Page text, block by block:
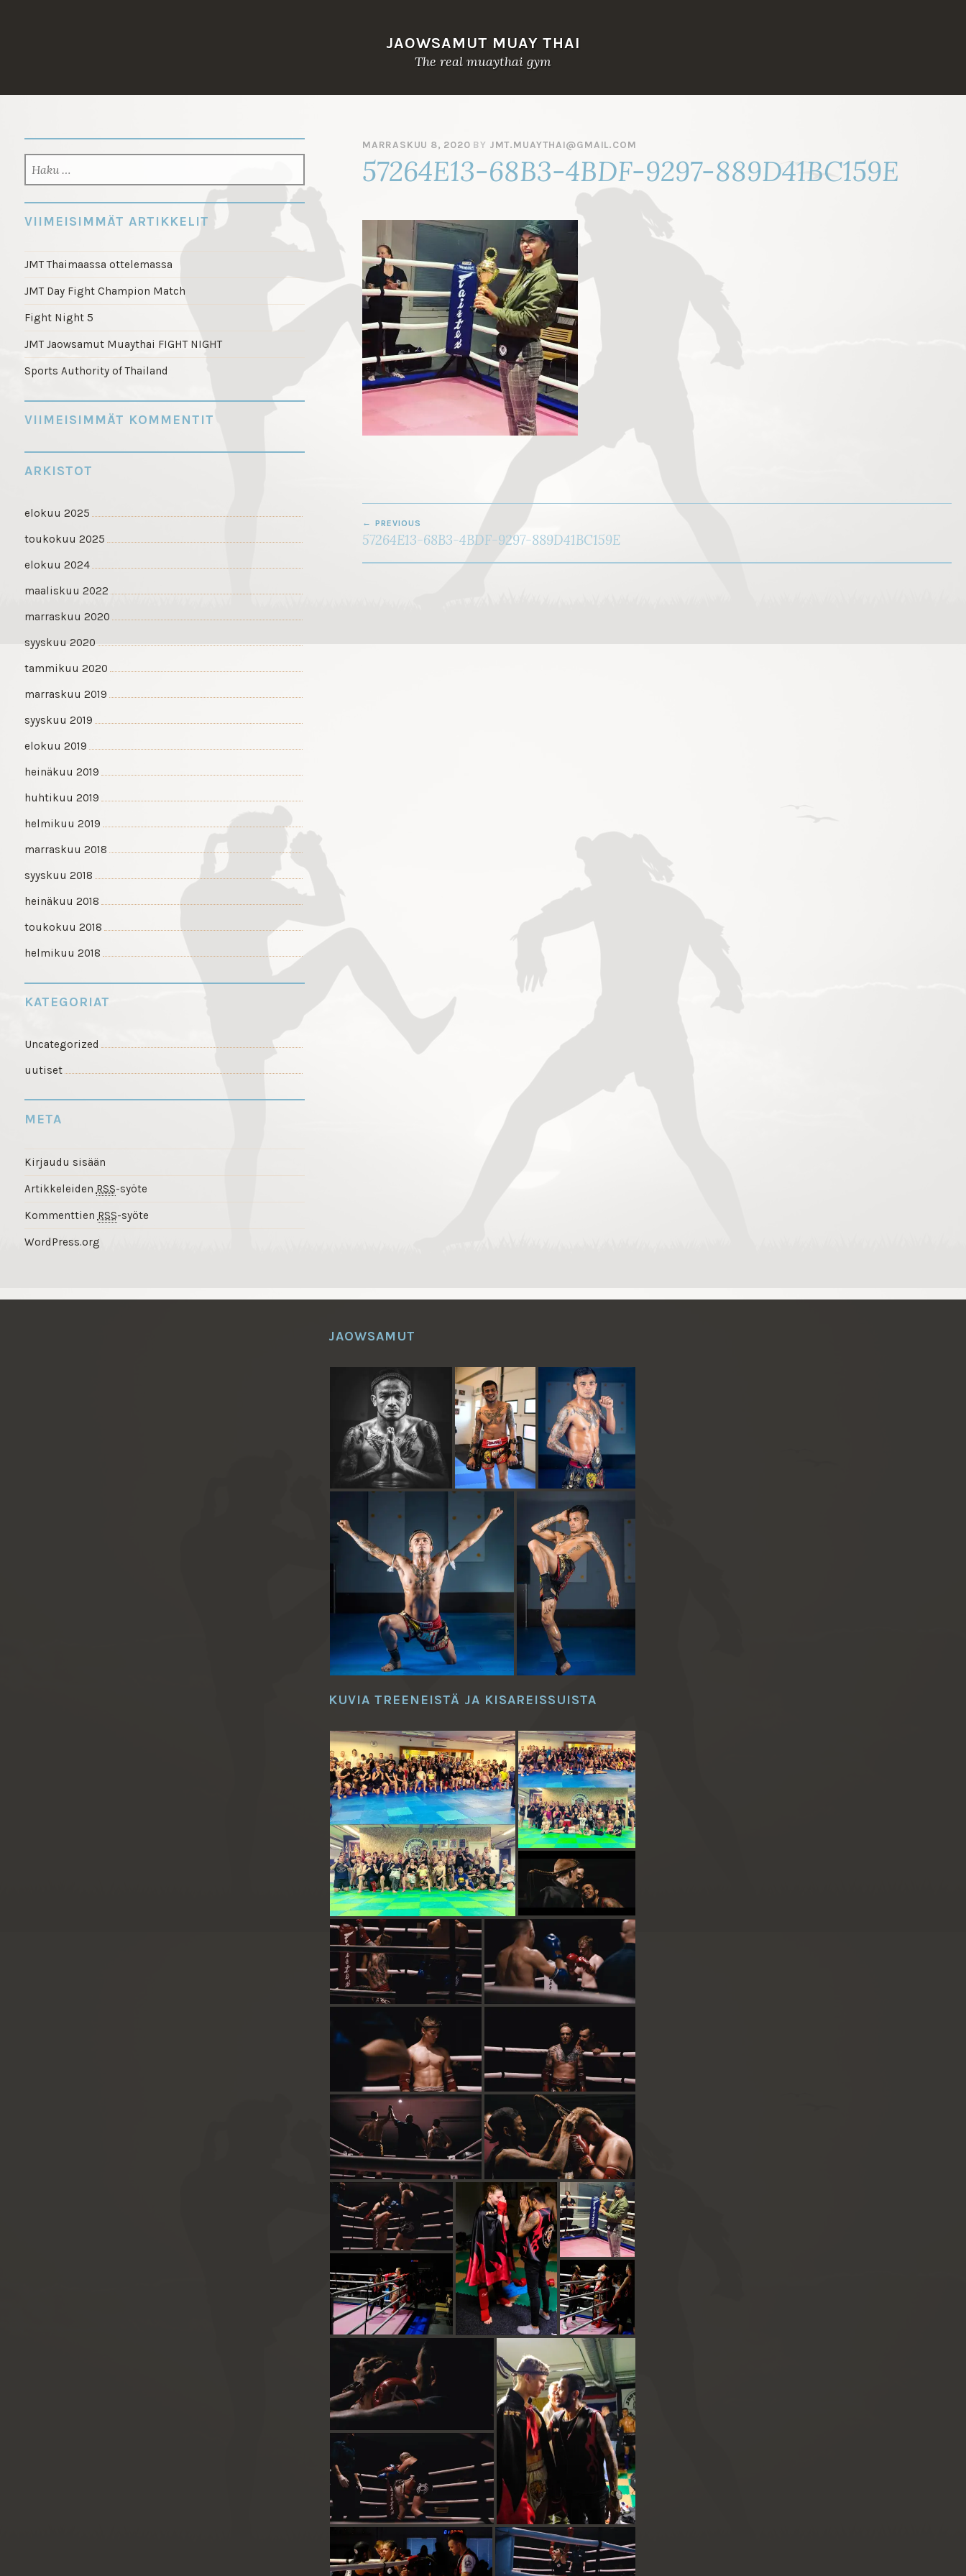
JAOWSAMUT MUAY THAI
The real muaythai gym
MARRASKUU 8, 2020 BY JMT.MUAYTHAI@GMAIL.COM
57264E13-68B3-4BDF-9297-889D41BC159E
A
R
PREVIOUS
57264E13-68B3-4BDF-9297-889D41BC159E
VIIMEISIMMÄT ARTIKKELIT
JMT Thaimaassa ottelemassa
JMT Day Fight Champion Match
Fight Night 5
JMT Jaowsamut Muaythai FIGHT NIGHT
Sports Authority of Thailand
VIIMEISIMMÄT KOMMENTIT
ARKISTOT
elokuu 2025
toukokuu 2025
elokuu 2024
maaliskuu 2022
marraskuu 2020
syyskuu 2020
tammikuu 2020
marraskuu 2019
syyskuu 2019
elokuu 2019
heinäkuu 2019
huhtikuu 2019
helmikuu 2019
marraskuu 2018
syyskuu 2018
heinäkuu 2018
toukokuu 2018
helmikuu 2018
KATEGORIAT
Uncategorized
uutiset
META
Kirjaudu sisään
Artikkeleiden RSS-syöte
Kommenttien RSS-syöte
WordPress.org
JAOWSAMUT
KUVIA TREENEISTÄ JA KISAREISSUISTA